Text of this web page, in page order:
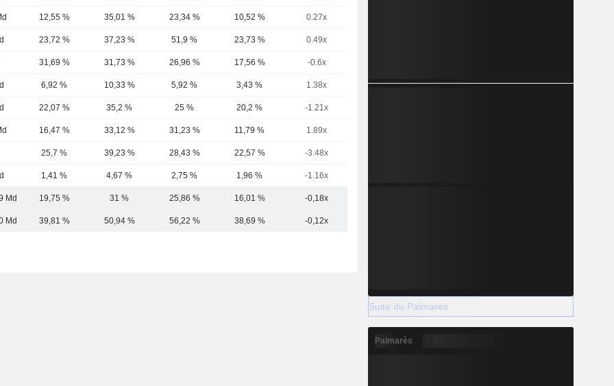
12,55 % 35,01 % 23,34 % 10,52 % 0.27x
23,72 % 37,23 % 51,9 % 23,73 % 0.49x
31,69 % 31,73 % 26,96 % 17,56 % -0.6x
6,92 % 10,33 % 5,92 % 3,43 % 1.38x
22,07 % 35,2 % 25 % 20,2 % -1.21x
16,47 % 33,12 % 31,23 % 11,79 % 1.89x
25,7 % 39,23 % 28,43 % 22,57 % -3.48x
1,41 % 4,67 % 2,75 % 1,96 % -1.16x
Md 19,75 % 31 % 25,86 % 16,01 % -0,18x
Md 39,81 % 50,94 % 56,22 % 38,69 % -0,12x
Suite du Palmarès
Palmarès